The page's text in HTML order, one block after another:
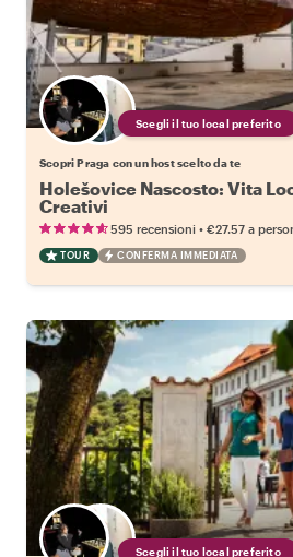
Scegli il tuo local preferito
Scopri Praga con un host scelto da te
Holešovice Nascosto: Vita
Creativi
595 recensioni • €27.57 a
TOUR CONFERMA IMMEDIATA
Scegli il tuo local preferito